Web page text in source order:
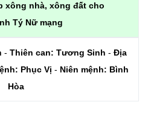
xông nhà, xông đất cho
Tý Nữ mạng
- Thiên can: Tương Sinh - Địa
Phục Vị - Niên mệnh: Bình
Hòa